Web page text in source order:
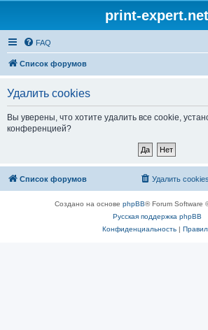
print-expert.net
FAQ
Список форумов
Удалить cookies
Вы уверены, что хотите удалить все cookie,
конференцией?
Список форумов Удалить cookies
Создано на основе phpBB® Forum Software
Русская поддержка phpBB
Конфиденциальность|